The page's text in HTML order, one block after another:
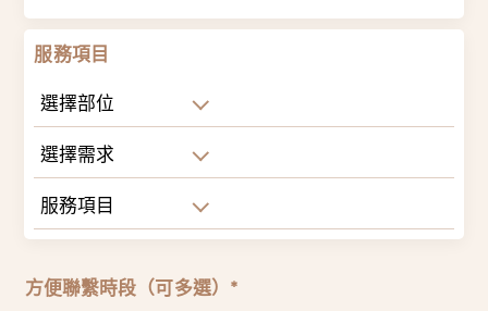
服務項目
選擇部位
選擇需求
服務項目
方便聯繫時段（可多選）*